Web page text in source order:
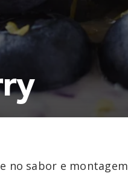
no sabor e